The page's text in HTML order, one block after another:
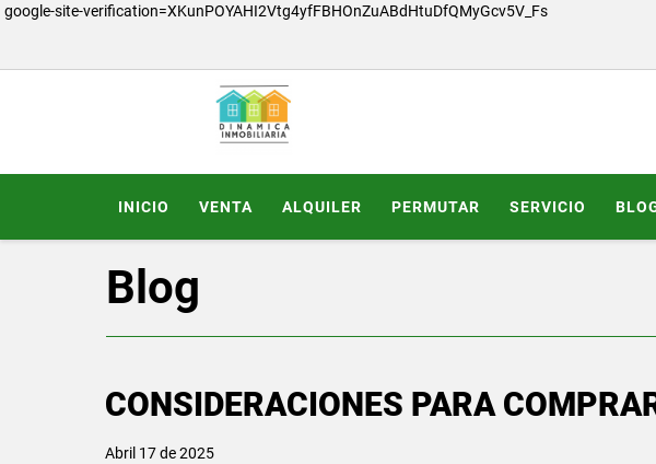
google-site-verification=XKunPOYAHI2Vtg4yfFBHOnZuABdHtuDfQMyGcv5V_Fs
INICIO VENTA ALQUILER PERMUTAR SERVICIO
Blog
CONSIDERACIONES PARA
Abril 17 de 2025